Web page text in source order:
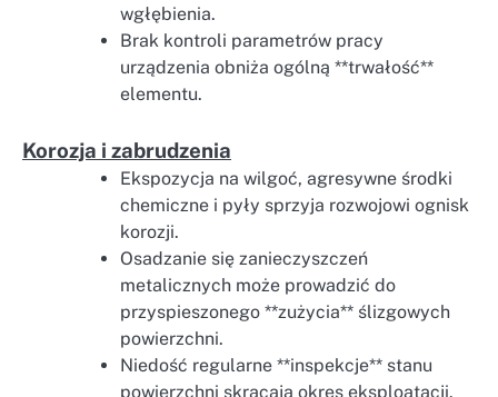
wgłębienia.
Brak kontroli parametrów pracy
urządzenia obniża ogólną **trwałość**
elementu.
Korozja i zabrudzenia
Ekspozycja na wilgoć, agresywne środki
chemiczne i pyły sprzyja rozwojowi ognisk
korozji.
Osadzanie się zanieczyszczeń
metalicznych może prowadzić do
przyspieszonego **zużycia** ślizgowych
powierzchni.
Niedość regularne **inspekcje** stanu
powierzchni skracają okres eksploatacji.